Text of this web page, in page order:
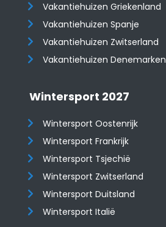
Vakantiehuizen Griekenland
Vakantiehuizen Spanje
​​​​​​​Vakantiehuizen Zwitserland
Vakantiehuizen Denemarken
Wintersport 2027
Wintersport Oostenrijk
Wintersport Frankrijk
Wintersport Tsjechië
Wintersport Zwitserland
Wintersport Duitsland
Wintersport Italië